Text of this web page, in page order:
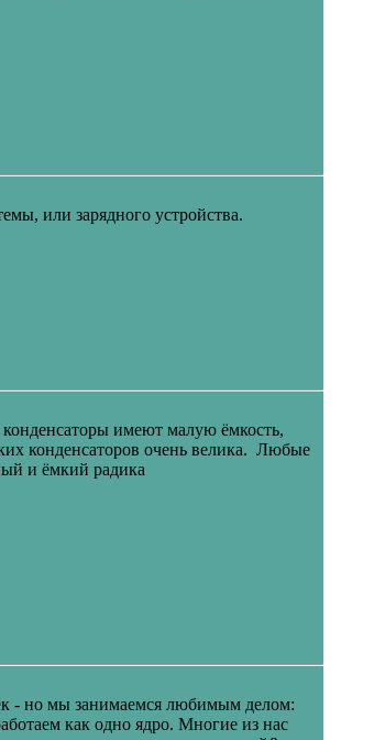
или зарядного устройства.
имеют малую ёмкость,
конденсаторов очень велика. Любые
и ёмкий радика
- но мы занимаемся любимым делом:
как одно ядро. Многие из нас